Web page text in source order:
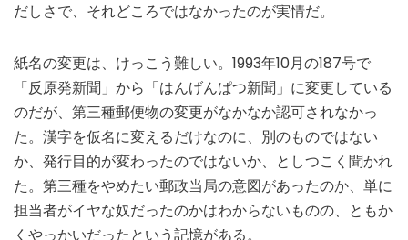
だしさで、それどころではなかったのが実情だ。
紙名の変更は、けっこう難しい。1993年10月の187号で
「反原発新聞」から「はんげんぱつ新聞」に変更している
のだが、第三種郵便物の変更がなかなか認可されなかっ
た。漢字を仮名に変えるだけなのに、別のものではない
か、発行目的が変わったのではないか、としつこく聞かれ
た。第三種をやめたい郵政当局の意図があったのか、単に
担当者がイヤな奴だったのかはわからないものの、ともか
くやっかいだったという記憶がある。